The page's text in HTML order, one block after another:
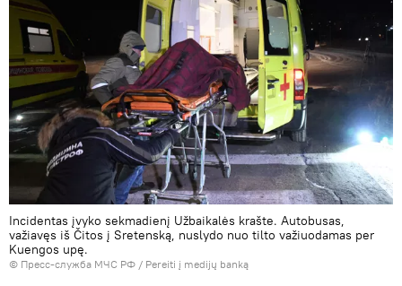
Incidentas įvyko sekmadienį Užbaikalės krašte. Autobusas,
važiavęs iš Čitos į Sretenską, nuslydo nuo tilto važiuodamas per
Kuengos upę.
© Пресс-служба МЧС РФ / Pereiti į medijų banką